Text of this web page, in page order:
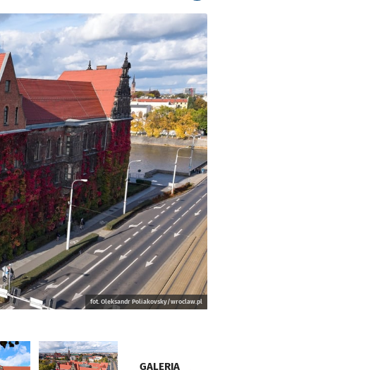
fot. Oleksandr Poliakovsky/wroclaw.pl
GALERIA